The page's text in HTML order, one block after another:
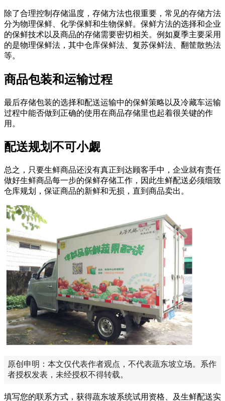
除了合理控制存储温度，存储方法也很重要，常见的存储方法
分为物理保鲜、化学保鲜和生物保鲜。保鲜方法的选择和企业
的保鲜技术以及商品的存储需要密切相关。例如夏季主要采用
的是物理保鲜法，其中仓库保鲜法、复苏保鲜法、翻筐散热法
等。
商品包装和运输过程
最后存储包装的选择和配送运输中的保鲜策略以及冷藏车运输
过程中能否做到正确的使用在商品存储里也起着很关键的作
用。
配送规划不可小觑
总之，只要生鲜商品还没有真正到达顾客手中，企业就有责任
做好生鲜商品每一步的保鲜存储工作，因此生鲜配送必须细致
仓库规划，保证商品的新鲜和无损，直到商品卖出。
原创申明：本文仅代表作者观点，不代表蔬东坡立场。系作
者授权发表，未经授权不得转载。
填写您的联系方式，获得蔬东坡系统试用资格、及生鲜配送实